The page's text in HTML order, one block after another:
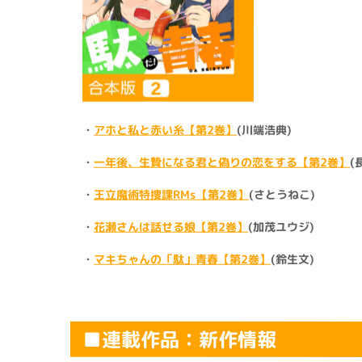
・ アホと私と赤い糸【第2巻】 (川端浩典)
・一年後、生贄になる君と偽りの恋をする【第2巻】 (
・ 王立魔術特捜課RMs【第2巻】 (さとうねこ)
・花瀬さんは話せる娘【第2巻】 (加茂ユウジ)
・ マキちゃんの「駄」青春【第2巻】 (鈴生文)
■連載作品：新作情報